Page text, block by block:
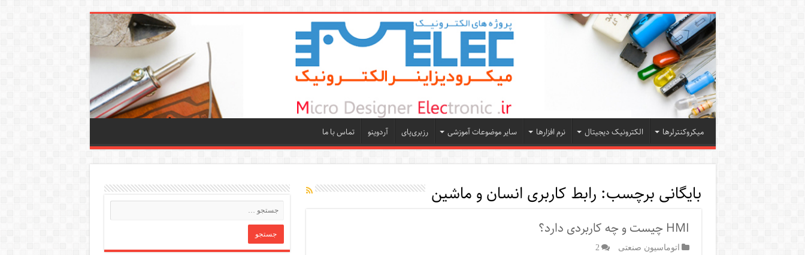
میکروکنترلرها الکترونیک دیجیتال نرم افزارها سایر موضوعات آموزشی رزبری‌پای آردوینو تماس با ما
بایگانی برچسب: رابط کاربری انسان و ماشین
HMI چیست و چه کاربردی دارد؟
اتوماسیون صنعتی 2